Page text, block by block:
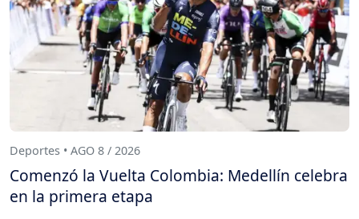
Deportes • AGO 8 / 2026
Comenzó la Vuelta Colombia: Medellín celebra
en la primera etapa